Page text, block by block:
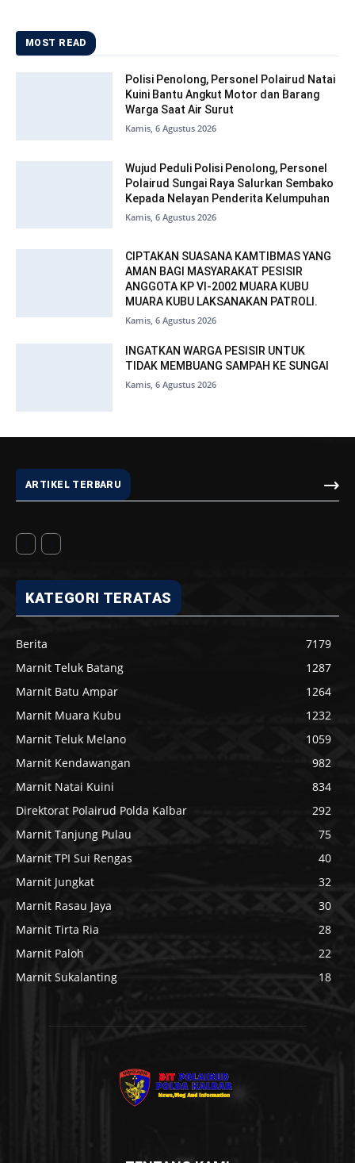
MOST READ
Polisi Penolong, Personel Polairud Natai
Kuini Bantu Angkut Motor dan Barang
Warga Saat Air Surut
Kamis, 6 Agustus 2026
Wujud Peduli Polisi Penolong, Personel
Polairud Sungai Raya Salurkan Sembako
Kepada Nelayan Penderita Kelumpuhan
Kamis, 6 Agustus 2026
CIPTAKAN SUASANA KAMTIBMAS YANG
AMAN BAGI MASYARAKAT PESISIR
ANGGOTA KP VI-2002 MUARA KUBU
MUARA KUBU LAKSANAKAN PATROLI.
Kamis, 6 Agustus 2026
INGATKAN WARGA PESISIR UNTUK
TIDAK MEMBUANG SAMPAH KE SUNGAI
Kamis, 6 Agustus 2026
ARTIKEL TERBARU
KATEGORI TERATAS
Berita
7179
Marnit Teluk Batang
1287
Marnit Batu Ampar
1264
Marnit Muara Kubu
1232
Marnit Teluk Melano
1059
Marnit Kendawangan
982
Marnit Natai Kuini
834
Direktorat Polairud Polda Kalbar
292
Marnit Tanjung Pulau
75
Marnit TPI Sui Rengas
40
Marnit Jungkat
32
Marnit Rasau Jaya
30
Marnit Tirta Ria
28
Marnit Paloh
22
Marnit Sukalanting
18